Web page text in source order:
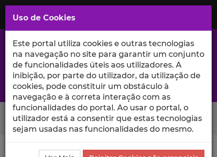
Saltar
para
Conteúdo
Principal
A excelência da investigação e ciência no Iscte
Search Button
Ciência_Iscte Autores
José António de Matos
Uso de Cookies
Este portal utiliza cookies e outras tecnologias
na navegação no site para garantir um conjunto
de funcionalidades úteis aos utilizadores. A
inibição, por parte do utilizador, da utilização de
cookies, pode constituir um obstáculo à
navegação e à correta interação com as
funcionalidades do portal. Ao usar o portal, o
utilizador está a consentir que estas tecnologias
sejam usadas nas funcionalidades do mesmo.